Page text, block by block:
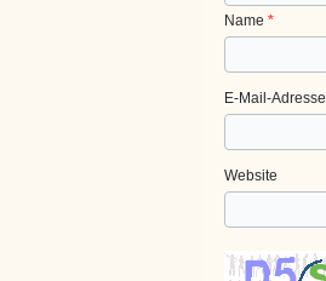
Name *
E-Mail-Adresse
Website